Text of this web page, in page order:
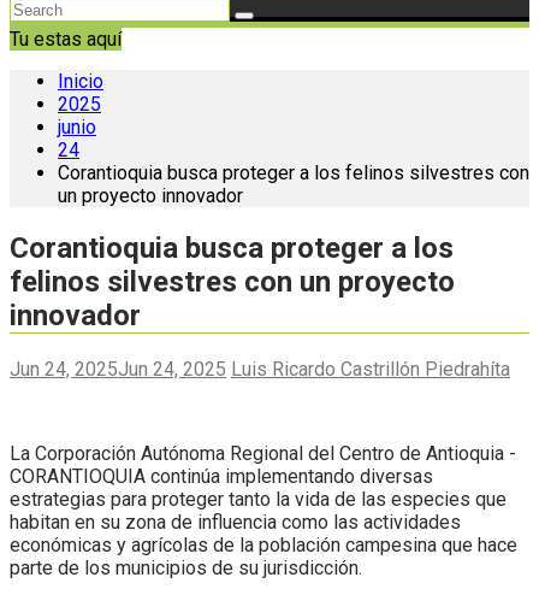
Tu estas aquí
Inicio
2025
junio
24
Corantioquia busca proteger a los felinos silvestres con
un proyecto innovador
Corantioquia busca proteger a los
felinos silvestres con un proyecto
innovador
Jun 24, 2025Jun 24, 2025 Luis Ricardo Castrillón Piedrahíta
La Corporación Autónoma Regional del Centro de Antioquia -
CORANTIOQUIA continúa implementando diversas
estrategias para proteger tanto la vida de las especies que
habitan en su zona de influencia como las actividades
económicas y agrícolas de la población campesina que hace
parte de los municipios de su jurisdicción.